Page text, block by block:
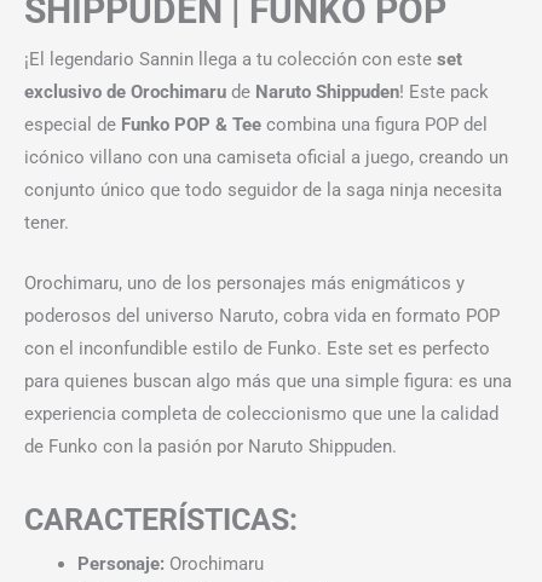
SHIPPUDEN | FUNKO POP
¡El legendario Sannin llega a tu colección con este set
exclusivo de Orochimaru de Naruto Shippuden! Este pack
especial de Funko POP & Tee combina una figura POP del
icónico villano con una camiseta oficial a juego, creando un
conjunto único que todo seguidor de la saga ninja necesita
tener.
Orochimaru, uno de los personajes más enigmáticos y
poderosos del universo Naruto, cobra vida en formato POP
con el inconfundible estilo de Funko. Este set es perfecto
para quienes buscan algo más que una simple figura: es una
experiencia completa de coleccionismo que une la calidad
de Funko con la pasión por Naruto Shippuden.
CARACTERÍSTICAS:
Personaje: Orochimaru